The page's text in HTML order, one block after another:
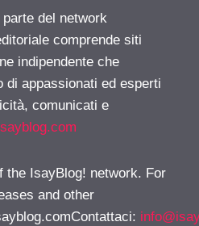
parte del network
comprende siti
indipendente che
di appassionati ed esperti
comunicati e
the IsayBlog! network. For
and other
: